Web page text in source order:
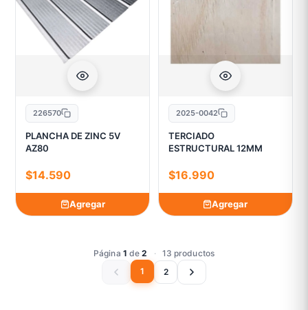
226570
PLANCHA DE ZINC 5V
AZ80
$14.590
Agregar
2025-0042
TERCIADO
ESTRUCTURAL 12MM
$16.990
Agregar
Página 1 de2 ·
13 productos
1
2